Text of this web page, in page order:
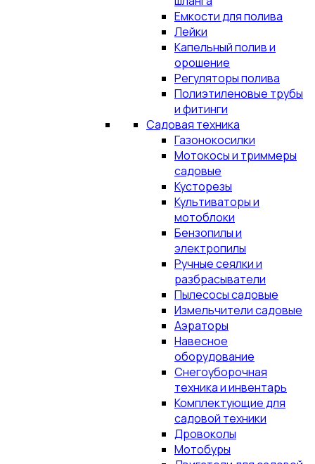
Емкости для полива
Лейки
Капельный полив и
орошение
Регуляторы полива
Полиэтиленовые трубы
и фитинги
Садовая техника
Газонокосилки
Мотокосы и триммеры
садовые
Кусторезы
Культиваторы и
мотоблоки
Бензопилы и
электропилы
Ручные сеялки и
разбрасыватели
Пылесосы садовые
Измельчители садовые
Аэраторы
Навесное
оборудование
Снегоуборочная
техника и инвентарь
Комплектующие для
садовой техники
Дровоколы
Мотобуры